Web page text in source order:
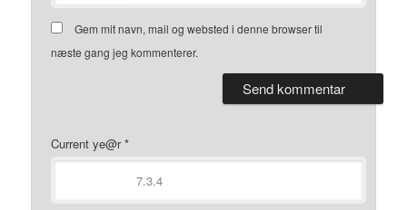
Gem mit navn, mail og websted i denne browser til
næste gang jeg kommenterer.
Current ye@r*